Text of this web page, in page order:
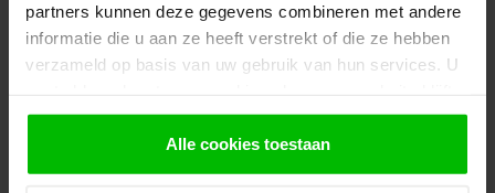
partners kunnen deze gegevens combineren met andere
informatie die u aan ze heeft verstrekt of die ze hebben
verzameld op basis van uw gebruik van hun services. U
gebruiken.
Alle cookies toestaan
2.Ga naar de “Mijn Winkelwagen” pagina.
3. Rond de bestelling af waarbij je kiest voor
Let op!
Je krijgt van ons bericht wanneer jouw